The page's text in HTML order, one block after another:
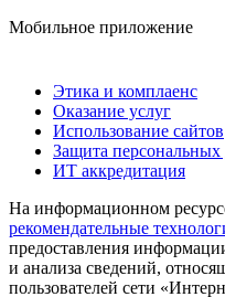
Мобильное приложение
Этика и комплаенс
Оказание услуг
Использование сайтов
Защита
ИТ аккредитация
На информационном
рекомендательные
предоставления
и анализа сведений,
пользователей сети